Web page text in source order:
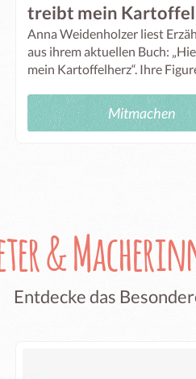
treibt mein
Anna Weidenholzer liest
aus ihrem aktuellen Buch:
mein Kartoffelherz“. Ihre
Mitmachen
&
Entdecke das